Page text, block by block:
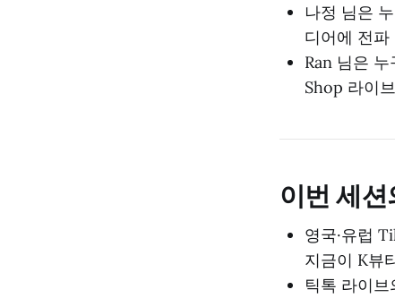
나정 님은
디어에 전파
Ran 님은
Shop 라이
이번 세
영국·유럽
지금이 K뷰
틱톡 라이